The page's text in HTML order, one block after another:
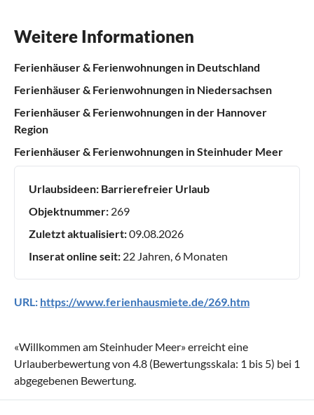
Weitere Informationen
Ferienhäuser & Ferienwohnungen in Deutschland
Ferienhäuser & Ferienwohnungen in Niedersachsen
Ferienhäuser & Ferienwohnungen in der Hannover
Region
Ferienhäuser & Ferienwohnungen in Steinhuder Meer
Urlaubsideen: Barrierefreier Urlaub
Objektnummer: 269
Zuletzt aktualisiert:09.08.2026
Inserat online seit: 22 Jahren, 6 Monaten
URL: https://www.ferienhausmiete.de/269.htm
«Willkommen am Steinhuder Meer» erreicht eine
Urlauberbewertung von 4.8 (Bewertungsskala: 1 bis 5) bei 1
abgegebenen Bewertung.